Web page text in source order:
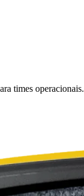
times operacionais.